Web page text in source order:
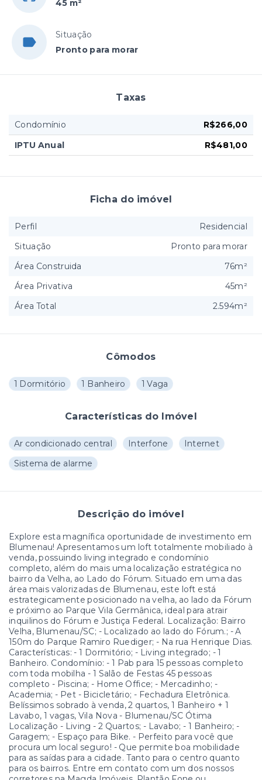
45 m²
Situação
Pronto para morar
Cômodos
1 Dormitório 1 Banheiro 1 Vaga
Características do Imóvel
Ar condicionado central Interfone
Internet
Sistema de alarme
Descrição do imóvel
Explore esta magnífica oportunidade de investimento em
Blumenau! Apresentamos um loft totalmente mobiliado à
venda, possuindo living integrado e condomínio
completo, além do mais uma localização estratégica no
bairro da Velha, ao Lado do Fórum. Situado em uma das
área mais valorizadas de Blumenau, este loft está
estrategicamente posicionado na velha, ao lado da Fórum
e próximo ao Parque Vila Germânica, ideal para atrair
inquilinos do Fórum e Justiça Federal. Localização: Bairro
Velha, Blumenau/SC; - Localizado ao lado do Fórum.; - A
150m do Parque Ramiro Ruediger; - Na rua Henrique Dias.
Características: - 1 Dormitório; - Living integrado; - 1
Banheiro. Condomínio: - 1 Pab para 15 pessoas completo
com toda mobilha - 1 Salão de Festas 45 pessoas
completo - Piscina; - Home Office; - Mercadinho; -
Academia; - Pet - Bicicletário; - Fechadura Eletrônica.
Belíssimos sobrado à venda, 2 quartos, 1 Banheiro + 1
Lavabo, 1 vagas, Vila Nova - Blumenau/SC Ótima
Localização - Living - 2 Quartos; - Lavabo; - 1 Banheiro; -
Garagem; - Espaço para Bike. - Perfeito para você que
procura um local seguro! - Que permite boa mobilidade
para as saídas para a cidade. Tanto para o centro quanto
para os bairros. Entre em contato com um dos nossos
Taxas
Condomínio
R$266,00
IPTU Anual
R$481,00
Ficha do imóvel
Perfil
Residencial
Situação
Pronto para morar
Área Construida
76m²
Área Privativa
45m²
Área Total
2.594m²